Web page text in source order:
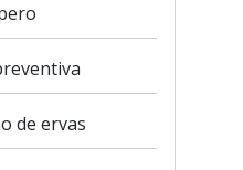
de ervas